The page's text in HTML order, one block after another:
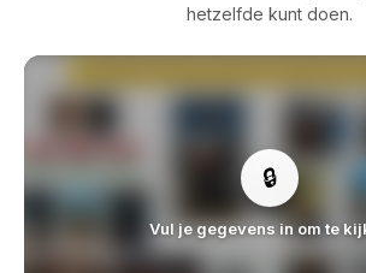
hetzelfde kunt doen.
🔒
Vul je gegevens in om te